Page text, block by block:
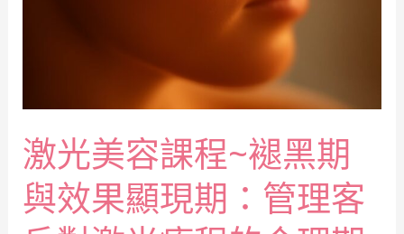
激光美容課程~褪黑期
與效果顯現期：管理客